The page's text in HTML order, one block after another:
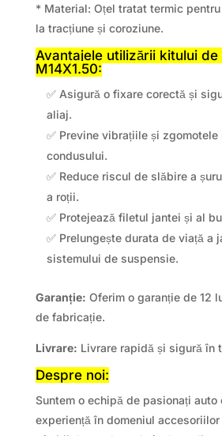
* Material: Oțel tratat termic
la tracțiune și coroziune.
Avantajele utilizării kitului de
M14X1.50:
✅ Asigură o fixare corectă și
aliaj.
✅ Previne vibrațiile și
condusului.
✅ Reduce riscul de slăbire a
a roții.
✅ Protejează filetul jantei și al
✅ Prelungește durata de viață a
sistemului de suspensie.
Garanție: Oferim o garanție de 12
de fabricație.
Livrare: Livrare rapidă și sigură în
Despre noi:
Suntem o echipă de pasionați auto
experiență în domeniul